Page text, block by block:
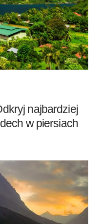
najbardziej
w piersiach